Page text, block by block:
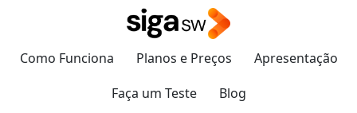
Como Funciona Planos e Preços
Apresentação
Faça um Teste
Blog